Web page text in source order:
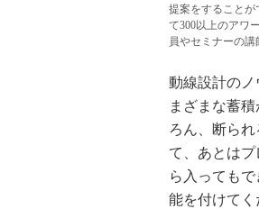
提案をすることが
て300以上のアワ
員やセミナーの講
動線設計の
まざまな蓄
ろん、断ら
て、あとは
ら入っても
能を付けて